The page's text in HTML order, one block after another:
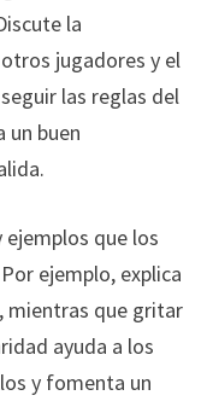
la
jugadores y el
las reglas del
un buen
ejemplos que los
ejemplo, explica
mientras que gritar
ayuda a los
y fomenta un